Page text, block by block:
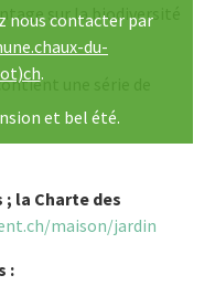
nous contacter par
du-
.
et bel été.
sur la biodiversité
une série de
la Charte des
maison/jardin
: